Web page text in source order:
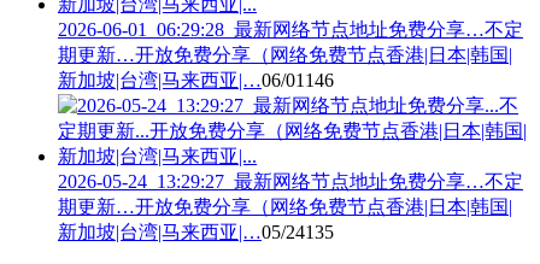
2026-06-01_06:29:28_最新网络节点地址免费分享…不定
期更新…开放免费分享（网络免费节点香港|日本|韩国|
新加坡|台湾|马来西亚|…06/01 146
2026-05-24_13:29:27_最新网络节点地址免费分享…不定
期更新…开放免费分享（网络免费节点香港|日本|韩国|
新加坡|台湾|马来西亚|…05/24135